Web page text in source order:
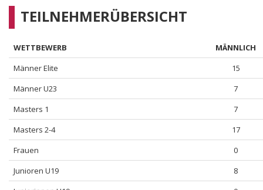
TEILNEHMERÜBERSICHT
WETTBEWERB MÄNNLICH
Männer Elite
15
Männer U23
7
Masters 1
7
Masters 2-4
17
Frauen
0
Junioren U19
8